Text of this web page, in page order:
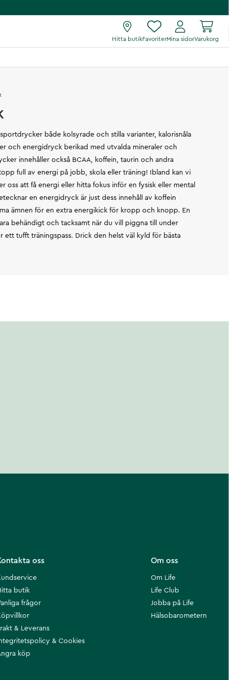
Hitta butikFavoriterMina sidorVarukorg
både kolsyrade och stilla varianter, kalorisnåla
och energidryck berikad med utvalda mineraler och
innehåller också BCAA, koffein, taurin och andra
full av energi på jobb, skola eller träning! Ibland kan vi
oss att få energi eller hitta fokus inför en fysisk eller mental
en energidryck är just dess innehåll av koffein
ämnen för en extra energikick för kropp och knopp. En
behändigt och tacksamt när du vill piggna till under
ett tufft träningspass. Drick den helst väl kyld för bästa
Om oss
Om Life
Life Club
Jobba på Life
Hälsobarometern
oss
butik
frågor
& Leverans
& Cookies
köp